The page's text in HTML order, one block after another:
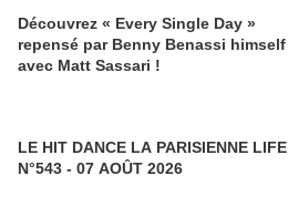
Découvrez « Every Single Day »
repensé par Benny Benassi himself
avec Matt Sassari !
LE HIT DANCE LA PARISIENNE LIFE
N°543 - 07 AOÛT 2026